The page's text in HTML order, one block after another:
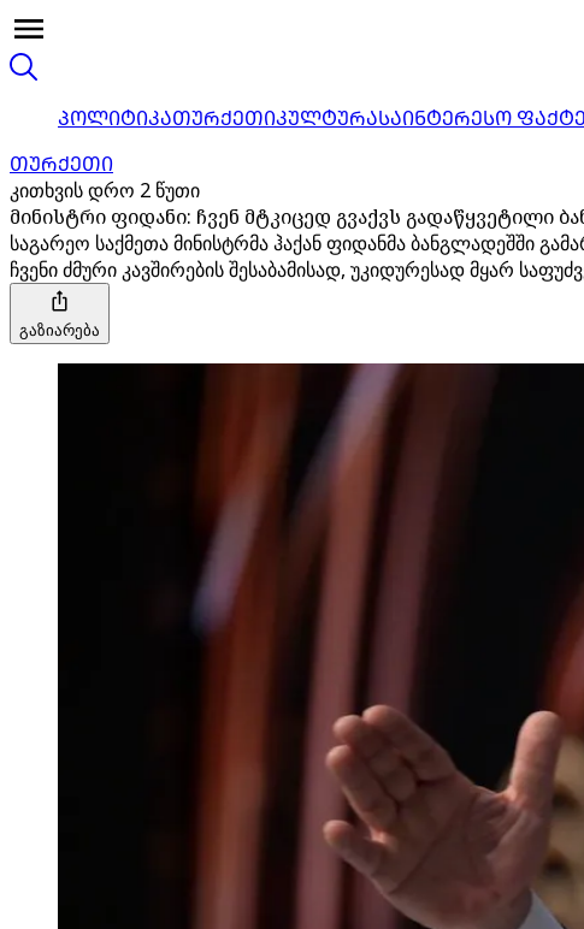
ᲞᲝᲚᲘᲢᲘᲙᲐᲗᲣᲠᲥᲔᲗᲘᲙᲣᲚᲢᲣᲠᲐᲡᲐᲘᲜᲢᲔᲠᲔᲡᲝ
ᲗᲣᲠᲥᲔᲗᲘ
კითხვის დრო 2 წუთი
მინისტრი ფიდანი: ჩვენ მტკიცედ გვაქვს გადაწყვეტილი
საგარეო საქმეთა მინისტრმა ჰაქან ფიდანმა ბანგლადეშში
ჩვენი ძმური კავშირების შესაბამისად, უკიდურესად მყარ
გაზიარება